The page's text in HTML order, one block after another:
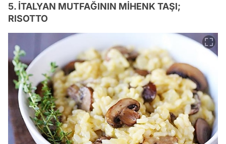
5. İTALYAN MUTFAĞININ MİHENK TAŞI;
RISOTTO